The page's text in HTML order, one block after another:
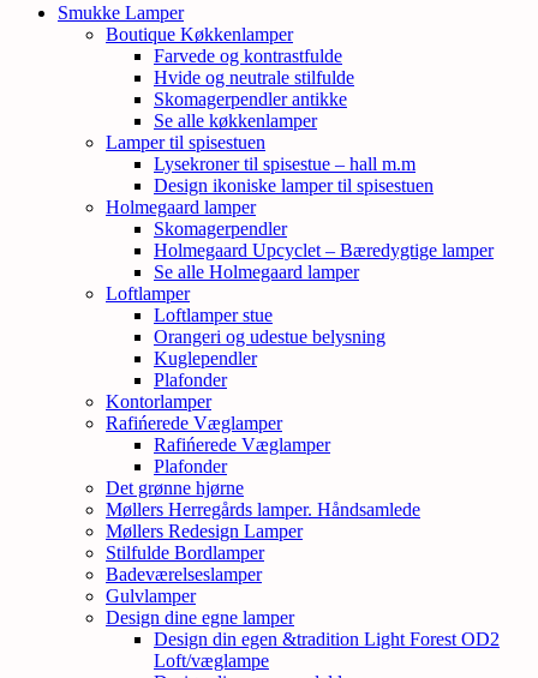
Smukke Lamper
Boutique Køkkenlamper
Farvede og kontrastfulde
Hvide og neutrale stilfulde
Skomagerpendler antikke
Se alle køkkenlamper
Lamper til spisestuen
Lysekroner til spisestue – hall m.m
Design ikoniske lamper til spisestuen
Holmegaard lamper
Skomagerpendler
Holmegaard Upcyclet – Bæredygtige lamper
Se alle Holmegaard lamper
Loftlamper
Loftlamper stue
Orangeri og udestue belysning
Kuglependler
Plafonder
Kontorlamper
Rafińerede Væglamper
Rafińerede Væglamper
Plafonder
Det grønne hjørne
Møllers Herregårds lamper. Håndsamlede
Møllers Redesign Lamper
Stilfulde Bordlamper
Badeværelseslamper
Gulvlamper
Design dine egne lamper
Design din egen &tradition Light Forest OD2
Loft/væglampe